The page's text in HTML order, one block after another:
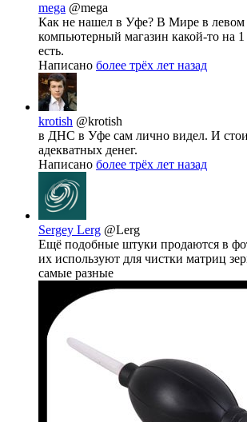
mega @mega
Как не нашел в Уфе? В Мире в левом
компьютерный магазин какой-то на
есть.
Написано более трёх лет назад
krotish @krotish
в ДНС в Уфе сам лично видел. И
адекватных денег.
Написано более трёх лет назад
Sergey Lerg @Lerg
Ещё подобные штуки продаются в
их используют для чистки матриц
самые разные